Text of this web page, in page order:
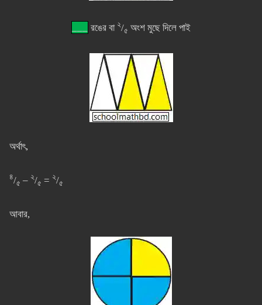
রঙের বা২/৫ অংশ মুছে দিলে পাই
অর্থাৎ,
৪/৫ – ২/৫ = ২/৫
আবার,